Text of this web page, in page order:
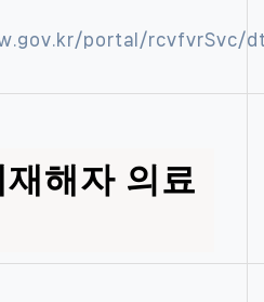
portal/rcvfvrSvc/
해자 의료